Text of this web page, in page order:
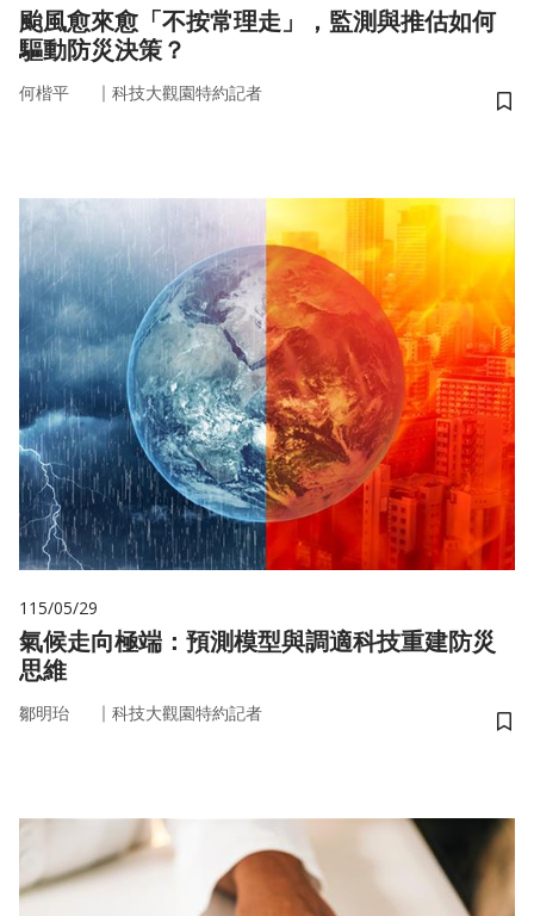
颱風愈來愈「不按常理走」，監測與推估如何
驅動防災決策？
何楷平 ｜ 科技大觀園特約記者
儲
115/05/29
氣候走向極端：預測模型與調適科技重建防災
思維
鄒明珆 ｜ 科技大觀園特約記者
儲